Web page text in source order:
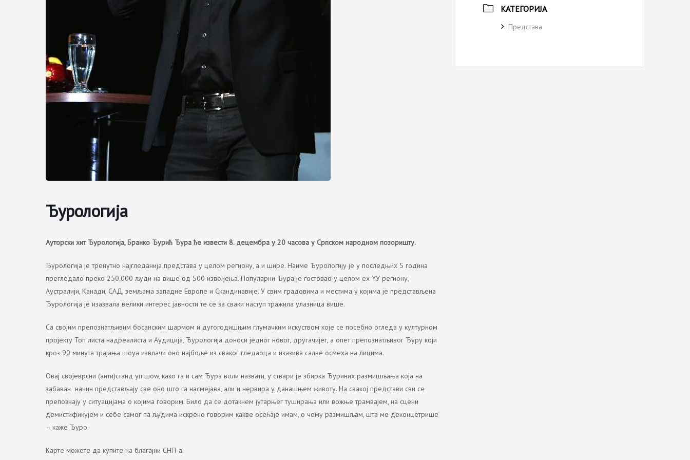
Ђурологија
Ауторски хит Ђурологија, Бранко Ђурић Ђура ће извести 8. децембра у 20 часова у Српском народном позоришту.
Ђурологија је тренутно најгледанија представа у целом региону, а и шире. Наиме Ђурологију је у последњих 5 година
прегледало преко 250.000 људи на више од 500 извођења. Популарни Ђура је гостовао у целом еx YУ региону,
Аустралији, Канади, САД, земљама западне Европе и Скандинавије. У свим градовима и местима у којима је представљена
Ђурологија је изазвала велики интерес јавности те се за сваки наступ тражила улазница више.
Са својим препознатљивим босанским шармом и дугогодишњим глумачким искуством које се посебно огледа у културном
пројекту Топ листа надреалиста и Аудиција, Ђурологија доноси једног новог, другачијег, а опет препознатљивог Ђуру који
кроз 90 минута трајања шоуа извлачи оно најбоље из сваког гледаоца и изазива салве осмеха на лицима.
Овај својеврсни (анти)станд уп шоw, како га и сам Ђура воли назвати, у ствари је збирка Ђуриних размишљања која на
забаван начин представљају све оно што га насмејава, али и нервира у данашњем животу. На свакој представи сви се
препознају у ситуацијама о којима говорим. Било да се дотакнем јутарњег туширања или вожње трамвајем, на сцени
демистификујем и себе самог па људима искрено говорим какве осећаје имам, о чему размишљам, шта ме деконцетрише
– каже Ђуро.
Карте можете да купите на благајни СНП-а.
КАТЕГОРИЈА
Представа